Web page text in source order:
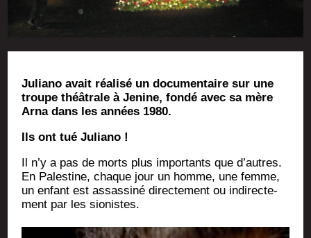
Julia­no avait réa­li­sé un docu­men­taire sur une
troupe théâ­trale à Jenine, fon­dé avec sa mère
Arna dans les années 1980.
Ils ont tué Juliano !
Il n’y a pas de morts plus impor­tants que d’autres.
En Pales­tine, chaque jour un homme, une femme,
un enfant est assas­si­né direc­te­ment ou indi­rec­te­
ment par les sionistes.